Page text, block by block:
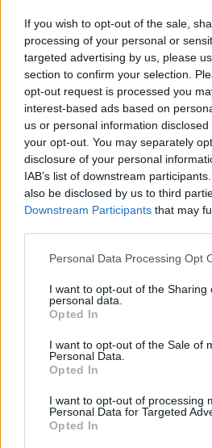
If you wish to opt-out of the sale,
processing of your personal or
targeted advertising by us, please
section to confirm your selection.
opt-out request is processed you
interest-based ads based on
us or personal information
your opt-out. You may separately
disclosure of your personal
IAB’s list of downstream
also be disclosed by us to third
Downstream Participants that may
Personal Data Processing Opt
I want to opt-out of the Sharing
personal data.
Opted In
I want to opt-out of the Sale of
Personal Data.
Opted In
I want to opt-out of processing
Personal Data for Targeted
Opted In
PIÙ LETTI OGGI